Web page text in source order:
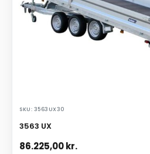
SKU: 3563UX30
3563 UX
86.225,00kr.